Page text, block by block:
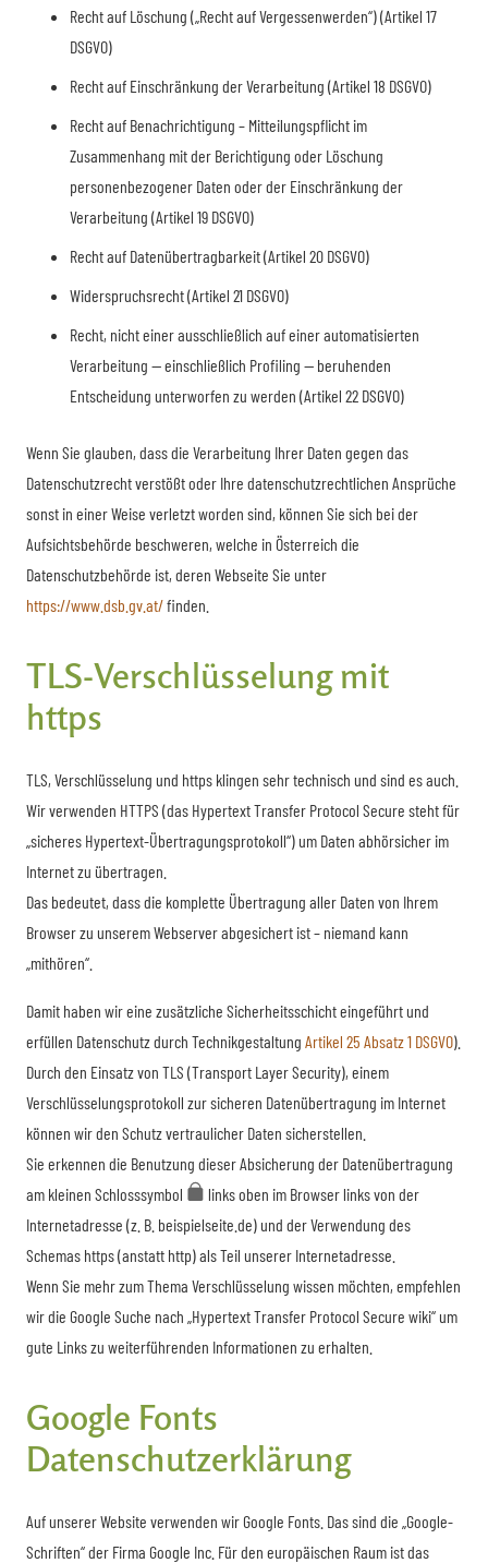
Recht auf Löschung („Recht auf Vergessenwerden“) (Artikel 17
DSGVO)
Recht auf Einschränkung der Verarbeitung (Artikel 18 DSGVO)
Recht auf Benachrichtigung – Mitteilungspflicht im
Zusammenhang mit der Berichtigung oder Löschung
personenbezogener Daten oder der Einschränkung der
Verarbeitung (Artikel 19 DSGVO)
Recht auf Datenübertragbarkeit (Artikel 20 DSGVO)
Widerspruchsrecht (Artikel 21 DSGVO)
Recht, nicht einer ausschließlich auf einer automatisierten
Verarbeitung — einschließlich Profiling — beruhenden
Entscheidung unterworfen zu werden (Artikel 22 DSGVO)
Wenn Sie glauben, dass die Verarbeitung Ihrer Daten gegen das
Datenschutzrecht verstößt oder Ihre datenschutzrechtlichen Ansprüche
sonst in einer Weise verletzt worden sind, können Sie sich bei der
Aufsichtsbehörde beschweren, welche in Österreich die
Datenschutzbehörde ist, deren Webseite Sie unter
https://www.dsb.gv.at/finden.
TLS-Verschlüsselung mit
https
TLS, Verschlüsselung und https klingen sehr technisch und sind es auch.
Wir verwenden HTTPS (das Hypertext Transfer Protocol Secure steht für
„sicheres Hypertext-Übertragungsprotokoll“) um Daten abhörsicher im
Internet zu übertragen.
Das bedeutet, dass die komplette Übertragung aller Daten von Ihrem
Browser zu unserem Webserver abgesichert ist – niemand kann
„mithören“.
Damit haben wir eine zusätzliche Sicherheitsschicht eingeführt und
erfüllen Datenschutz durch Technikgestaltung Artikel 25 Absatz 1 DSGVO).
Durch den Einsatz von TLS (Transport Layer Security), einem
Verschlüsselungsprotokoll zur sicheren Datenübertragung im Internet
können wir den Schutz vertraulicher Daten sicherstellen.
Sie erkennen die Benutzung dieser Absicherung der Datenübertragung
am kleinen Schlosssymbol
links oben im Browser links von der
Internetadresse (z. B. beispielseite.de) und der Verwendung des
Schemas https (anstatt http) als Teil unserer Internetadresse.
Wenn Sie mehr zum Thema Verschlüsselung wissen möchten, empfehlen
wir die Google Suche nach „Hypertext Transfer Protocol Secure wiki“ um
gute Links zu weiterführenden Informationen zu erhalten.
Google Fonts
Datenschutzerklärung
Auf unserer Website verwenden wir Google Fonts. Das sind die „Google-
Schriften“ der Firma Google Inc. Für den europäischen Raum ist das